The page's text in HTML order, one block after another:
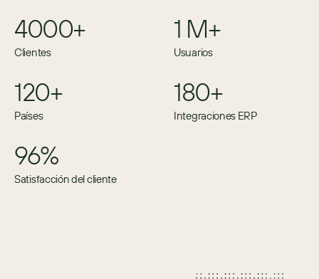
4000+
Clientes
1 M+
Usuarios
120+
Países
180+
Integraciones ERP
96%
Satisfacción del cliente